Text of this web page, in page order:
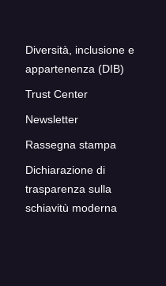
Diversità, inclusione e
appartenenza (DIB)
Trust Center
Newsletter
Rassegna stampa
Dichiarazione di
trasparenza sulla
schiavitù moderna